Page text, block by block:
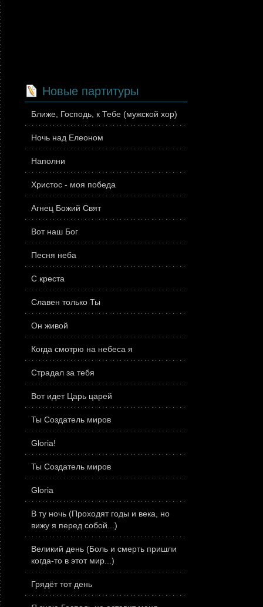
Новые партитуры
Ближе, Господь, к Тебе (мужской хор)
Ночь над Елеоном
Наполни
Христос - моя победа
Агнец Божий Свят
Вот наш Бог
Песня неба
С креста
Славен только Ты
Он живой
Когда смотрю на небеса я
Страдал за тебя
Вот идет Царь царей
Ты Создатель миров
Gloria!
Ты Создатель миров
Gloria
В ту ночь (Проходят годы и века, но
вижу я перед собой...)
Великий день (Боль и смерть пришли
когда-то в этот мир...)
Грядёт тот день